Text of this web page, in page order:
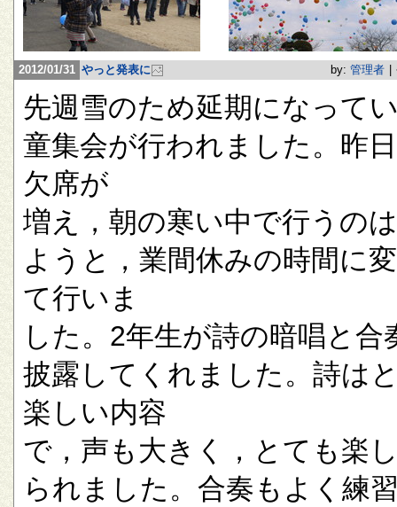
2012/01/31 やっと発表に by: 管理者
先週雪のため延期になって
童集会が行われました。昨
欠席が
増え，朝の寒い中で行うの
ようと，業間休みの時間に
て行いま
した。2年生が詩の暗唱と合
披露してくれました。詩は
楽しい内容
で，声も大きく，とても楽
られました。合奏もよく練